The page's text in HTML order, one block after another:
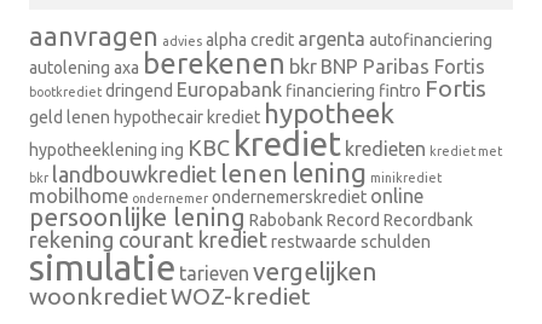
aanvragen advies alpha credit argenta autofinanciering
autolening axa berekenen bkr BNP Paribas Fortis
bootkrediet dringend Europabank financiering fintro Fortis
geld lenen hypothecair krediet hypotheek
hypotheeklening ing KBC krediet kredieten krediet met
bkr landbouwkrediet lenen lening minikrediet
mobilhome ondernemer ondernemerskrediet online
persoonlijke lening Rabobank Record Recordbank
rekening courant kredietrestwaarde schulden
simulatie tarieven vergelijken
woonkredietWOZ-krediet